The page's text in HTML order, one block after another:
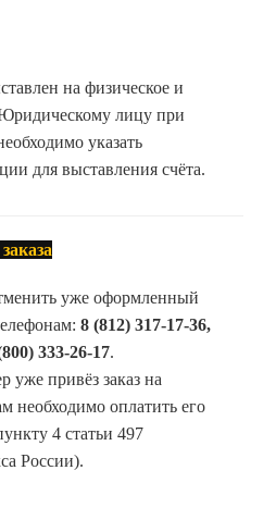
на физическое и
лицу при
указать
для выставления счёта.
уже оформленный
8 (812) 317-17-36,
333-26-17.
уже привёз заказ на
необходимо оплатить его
4 статьи 497
России).